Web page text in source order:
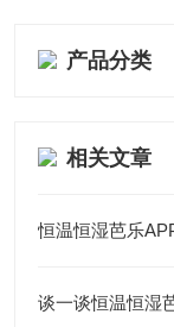
产品分类
相关文章
恒温恒湿芭乐
谈一谈恒温恒湿